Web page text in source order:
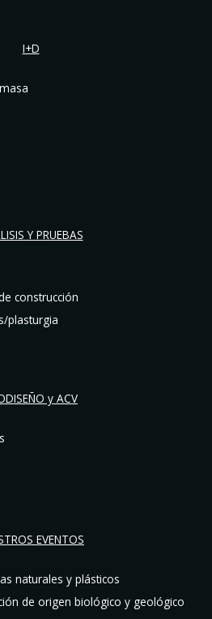
I+D
Y PRUEBAS
construcción
plasturgia
y ACV
EVENTOS
naturales y plásticos
de origen biológico y geológico